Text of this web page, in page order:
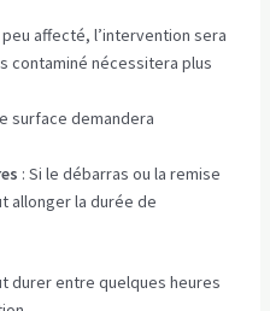
affecté, l’intervention sera
contaminé nécessitera plus
surface demandera
: Si le débarras ou la remise
allonger la durée de
durer entre quelques heures